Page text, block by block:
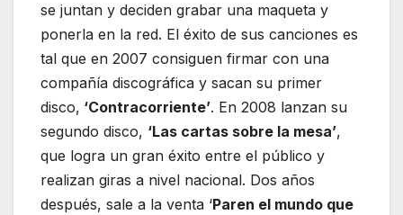
se juntan y deciden grabar una maqueta y
ponerla en la red. El éxito de sus canciones es
tal que en 2007 consiguen firmar con una
compañía discográfica y sacan su primer
disco, ‘Contracorriente’. En 2008 lanzan su
segundo disco, ‘Las cartas sobre la mesa’,
que logra un gran éxito entre el público y
realizan giras a nivel nacional. Dos años
después, sale a la venta ‘Paren el mundo que